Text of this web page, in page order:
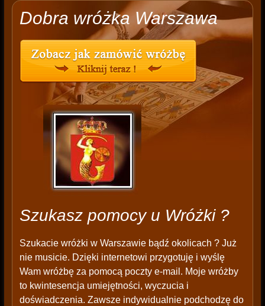
Dobra wróżka Warszawa
Szukasz pomocy u Wróżki ?
Szukacie wróżki w Warszawie bądź okolicach ? Już
nie musicie. Dzięki internetowi przygotuję i wyślę
Wam wróżbę za pomocą poczty e-mail. Moje wróżby
to kwintesencja umiejętności, wyczucia i
doświadczenia. Zawsze indywidualnie podchodzę do